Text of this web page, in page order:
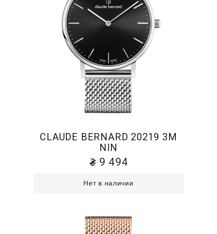
CLAUDE BERNARD 20219 3M
NIN
9 494
Нет в наличии